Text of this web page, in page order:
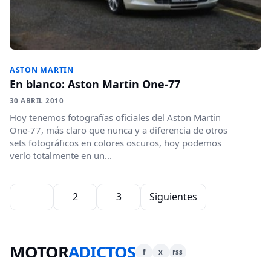
ASTON MARTIN
En blanco: Aston Martin One-77
30 ABRIL 2010
Hoy tenemos fotografías oficiales del Aston Martin
One-77, más claro que nunca y a diferencia de otros
sets fotográficos en colores oscuros, hoy podemos
verlo totalmente en un...
Paginación de entradas
2 3 Siguientes
MOTORADICTOS f x rss